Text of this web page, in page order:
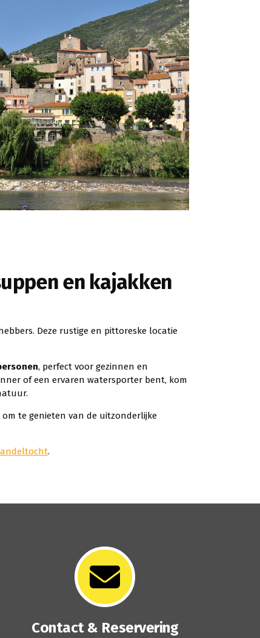
en kajakken
Deze rustige en pittoreske locatie
, perfect voor gezinnen en
of een ervaren watersporter bent, kom
te genieten van de uitzonderlijke
.
Contact & Reservering